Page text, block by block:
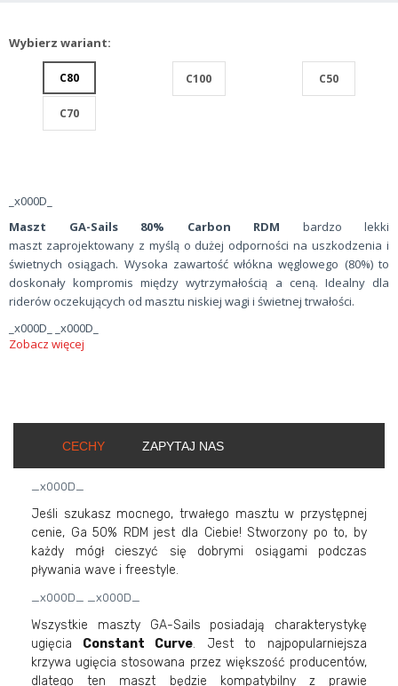
Wybierz wariant:
C80 C100 C50
C70
_x000D_
Maszt GA-Sails 80% Carbon RDM bardzo lekki
maszt zaprojektowany z myślą o dużej odporności na uszkodzenia i
świetnych osiągach. Wysoka zawartość włókna węglowego (80%) to
doskonały kompromis między wytrzymałością a ceną. Idealny dla
riderów oczekujących od masztu niskiej wagi i świetnej trwałości.
_x000D_ _x000D_
Zobacz więcej
CECHY ZAPYTAJ NAS
_x000D_
Jeśli szukasz mocnego, trwałego masztu w przystępnej
cenie, Ga 50% RDM jest dla Ciebie! Stworzony po to, by
każdy mógł cieszyć się dobrymi osiągami podczas
pływania wave i freestyle.
_x000D_ _x000D_
Wszystkie maszty GA-Sails posiadają charakterystykę
ugięcia Constant Curve. Jest to najpopularniejsza
krzywa ugięcia stosowana przez większość producentów,
dlatego ten maszt będzie kompatybilny z prawie